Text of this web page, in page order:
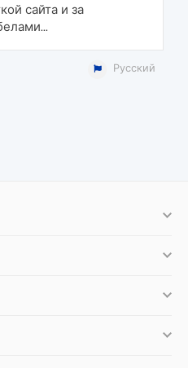
сайта и за
Русский